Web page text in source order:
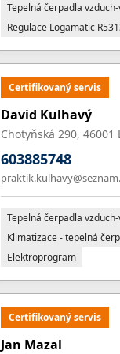
Tepelná čerpadla
Regulace Logamatic
Certifikovaný servis
David Kulhavý
Chotyňská 290, 46001
603885748
Tepelná čerpadla
Klimatizace - tepelná
Elektroprogram
Certifikovaný servis
Jan Mazal